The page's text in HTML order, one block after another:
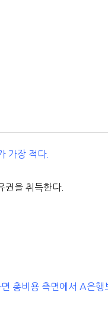
가장 적다.
권을 취득한다.
총비용 측면에서 A은행